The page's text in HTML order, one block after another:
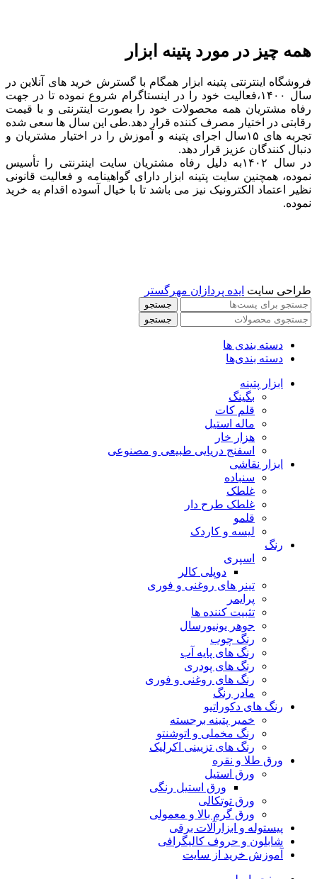
همه چیز در مورد پتینه ابزار
فروشگاه اینترنتی پتینه ابزار همگام با گسترش خرید های آنلاین در
سال ۱۴۰۰،فعالیت خود را در اینستاگرام شروع نموده تا در جهت
رفاه مشتریان همه محصولات خود را بصورت اینترنتی و با قیمت
رقابتی در اختیار مصرف کننده قرار دهد.طی این سال ها سعی شده
تجربه های ۱۵سال اجرای پتینه و آموزش را در اختیار مشتریان و
دنبال کنندگان عزیز قرار دهد.
در سال ۱۴۰۲به دلیل رفاه مشتریان سایت اینترنتی را تأسیس
نموده، همچنین سایت پتینه ابزار دارای گواهینامه و فعالیت قانونی
نظیر اعتماد الکترونیک نیز می باشد تا با خیال آسوده اقدام به خرید
نموده.
طراحی سایت ایده پردازان مهرگستر
جستجو
جستجو
دسته بندی ها
دسته بندی‌ها
ابزار پتینه
بگینگ
قلم کات
ماله استیل
هزار خار
اسفنج دریایی طبیعی و مصنوعی
ابزار نقاشی
سنباده
غلطک
غلطک طرح دار
قلمو
لیسه و کاردک
رنگ
اسپری
دوپلی کالر
تینر های روغنی و فوری
پرایمر
تثبیت کننده ها
جوهر یونیورسال
رنگ چوب
رنگ‌ های پایه آب
رنگ های پودری
رنگ‌ های روغنی و فوری
مادر رنگ
رنگ های دکوراتیو
خمیر پتینه برجسته
رنگ مخملی و اتوشنتو
رنگ های تزیینی اکرلیک
ورق طلا و نقره
ورق استیل
ورق استیل رنگی
ورق توتکالی
ورق گرم بالا و معمولی
پیستوله و ابزارآلات برقی
شابلون و حروف کالیگرافی
آموزش خرید از سایت